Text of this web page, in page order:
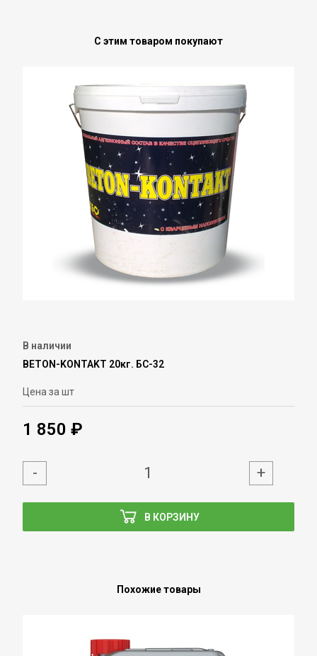
С этим товаром покупают
В наличии
BETON-KONTAKT 20кг. БС-32
Цена за шт
1 850 ₽
В КОРЗИНУ
- +
Похожие товары